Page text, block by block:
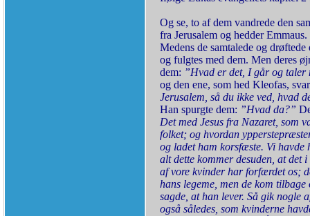
Og se, to af dem vandrede den
fra Jerusalem og hedder
Medens de samtalede og
og fulgtes med dem. Men deres
dem: ”Hvad er det, I går og taler
og den ene, som hed Kleofas,
Jerusalem, så du ikke ved, hvad
Han spurgte dem: ”Hvad da?”
Det med Jesus fra Nazaret, som
folket; og hvordan
og ladet ham korsfæste. Vi
alt dette kommer desuden, at det
af vore kvinder har forfærdet os;
hans legeme, men de kom
sagde, at han lever. Så gik nogle
også således, som kvinderne